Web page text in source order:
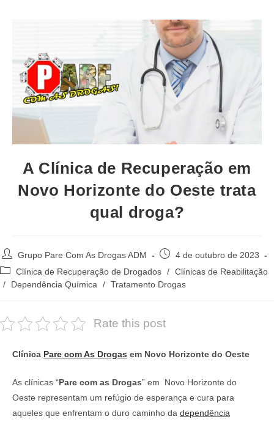
A Clínica de Recuperação em
Novo Horizonte do Oeste trata
qual droga?
Autor
do
post:
Grupo Pare Com As Drogas ADM
Post
publicado:
4 de outubro de 2023
Categoria
do
Clínica de Recuperação de Drogados / Clínicas de Reabilitação
/
Dependência Química / Tratamento Drogas
Rate this post
Clínica Pare com As Drogas em Novo Horizonte do Oeste
As clínicas “Pare com as Drogas” em Novo Horizonte do
Oeste representam um refúgio de esperança e cura para
aqueles que enfrentam o duro caminho da dependência